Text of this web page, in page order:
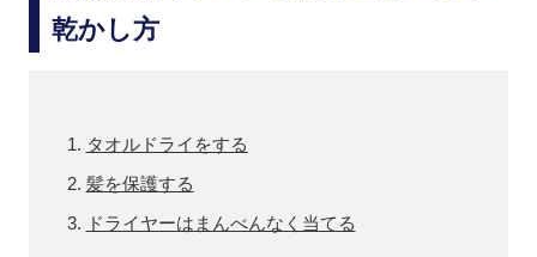
乾かし方
タオルドライをする
髪を保護する
ドライヤーはまんべんなく当てる